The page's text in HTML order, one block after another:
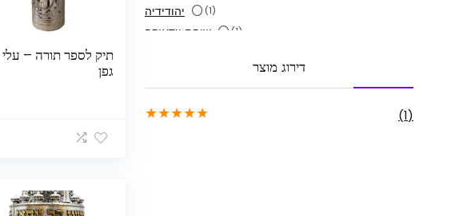
יהודידיה (1)
שוהם יודאיקה (1)
דירוג מוצר
★★★★★ (1)
תיק לספר תורה – עלי
גפן